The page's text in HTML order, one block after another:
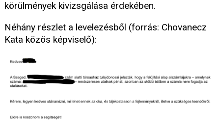
körülmények kivizsgálása érdekében.
Néhány részlet a levelezésből (forrás: Chovanecz
Kata közös képviselő):